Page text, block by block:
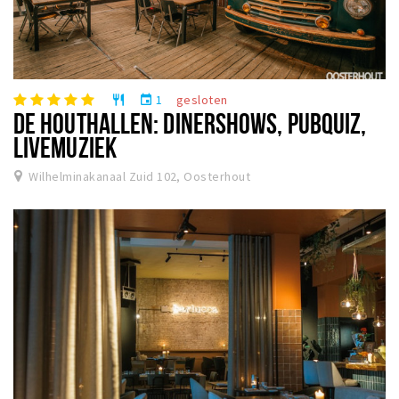
restaurant event 1 gesloten
DE HOUTHALLEN: DINERSHOWS, PUBQUIZ,
LIVEMUZIEK
Wilhelminakanaal Zuid 102, Oosterhout